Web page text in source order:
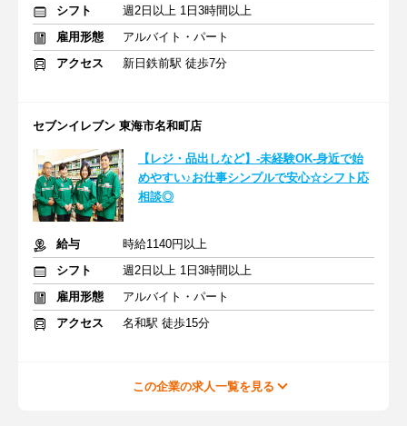
シフト
週2日以上 1日3時間以上
雇用形態
アルバイト・パート
アクセス
新日鉄前駅 徒歩7分
セブンイレブン 東海市名和町店
【レジ・品出しなど】-未経験OK-身近で始
めやすい♪お仕事シンプルで安心☆シフト応
相談◎
給与
時給1140円以上
シフト
週2日以上 1日3時間以上
雇用形態
アルバイト・パート
アクセス
名和駅 徒歩15分
この企業の求人一覧を見る